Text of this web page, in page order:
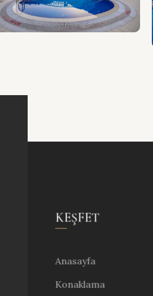
KEŞFET
Anasayfa
Konaklama